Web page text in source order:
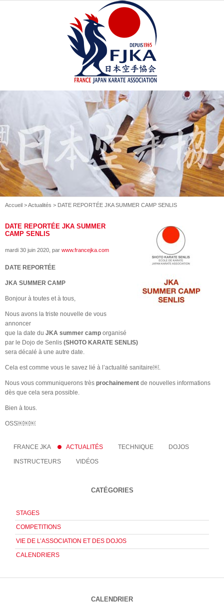
Accueil >Actualités > DATE REPORTÉE JKA SUMMER CAMP SENLIS
DATE REPORTÉE JKA SUMMER
CAMP SENLIS
mardi 30 juin 2020 , par www.francejka.com
DATE REPORTÉE
JKA SUMMER CAMP
Bonjour à toutes et à tous,
Nous avons la triste nouvelle de vous
annoncer
que la date du JKA summer camp organisé
par le Dojo de Senlis (SHOTO KARATE SENLIS)
sera décalé à une autre date.
Cela est comme vous le savez lié à l’actualité sanitaire￼.
Nous vous communiquerons très prochainement de nouvelles informations
dès que cela sera possible.
Bien à tous.
OSS￼￼￼
FRANCE JKA ACTUALITÉS TECHNIQUE DOJOS
INSTRUCTEURS VIDÉOS
CATÉGORIES
STAGES
COMPETITIONS
VIE DE L’ASSOCIATION ET DES DOJOS
CALENDRIERS
CALENDRIER